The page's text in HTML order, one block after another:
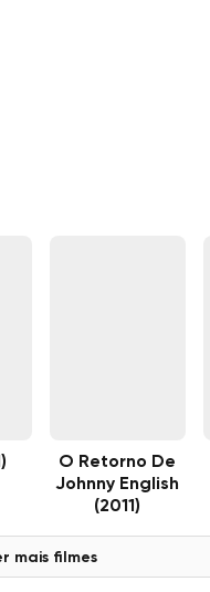
O Retorno De
Johnny English
(2011)
mais filmes